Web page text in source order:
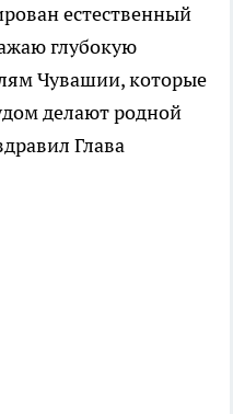
естественный
глубокую
Чувашии, которые
делают родной
Глава